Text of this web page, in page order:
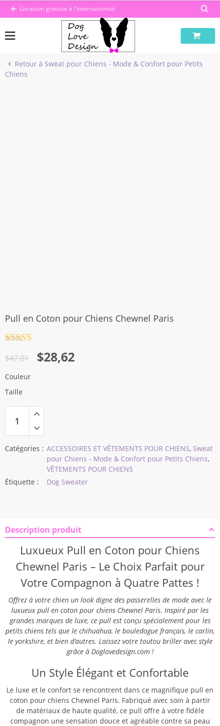
PasserLivraison gratuite à l'internationnal
Retour à Sweat pour Chiens - Mode & Confort pour Petits
Chiens
Pull en Coton pour Chiens Chewnel Paris
sur 5
$47,01
Le
prix
initial
$47,01.
$28,62
Le
prix
actuel
$28,62.
Couleur
Taille
Catégories : ACCESSOIRES ET VÊTEMENTS POUR CHIENS, Sweat
pour Chiens - Mode & Confort pour Petits Chiens,
VÊTEMENTS POUR CHIENS
Étiquette :
Dog Sweater
Description produit
Modname = espace et hauteur = 10
Luxueux Pull en Coton pour Chiens
Chewnel Paris – Le Choix Parfait pour
Votre Compagnon à Quatre Pattes !
Offrez à votre chien un look digne des passerelles de mode avec le
luxueux pull en coton pour chiens Chewnel Paris. Inspiré par les
grandes marques de luxe, ce pull est conçu spécialement pour les
petits chiens tels que le chihuahua, le bouledogue français, le carlin,
le yorkshire, et bien d’autres. Laissez votre toutou briller avec style
grâce à Doglovedesign.com !
Un Style Élégant et Confortable
Le luxe et le confort se rencontrent dans ce magnifique pull en
coton pour chiens Chewnel Paris. Fabriqué avec soin à partir
de matériaux de haute qualité, ce pull offre à votre fidèle
compagnon une sensation douce et agréable contre sa peau